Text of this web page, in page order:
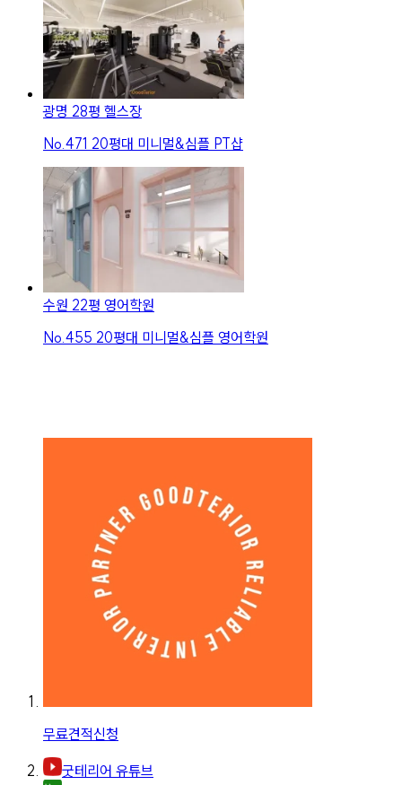
광명 28평 헬스장
No. 471 20평대 미니멀&심플 PT샵
수원 22평 영어학원
No. 455 20평대 미니멀&심플 영어학원
무료견적신청
굿테리어 유튜브